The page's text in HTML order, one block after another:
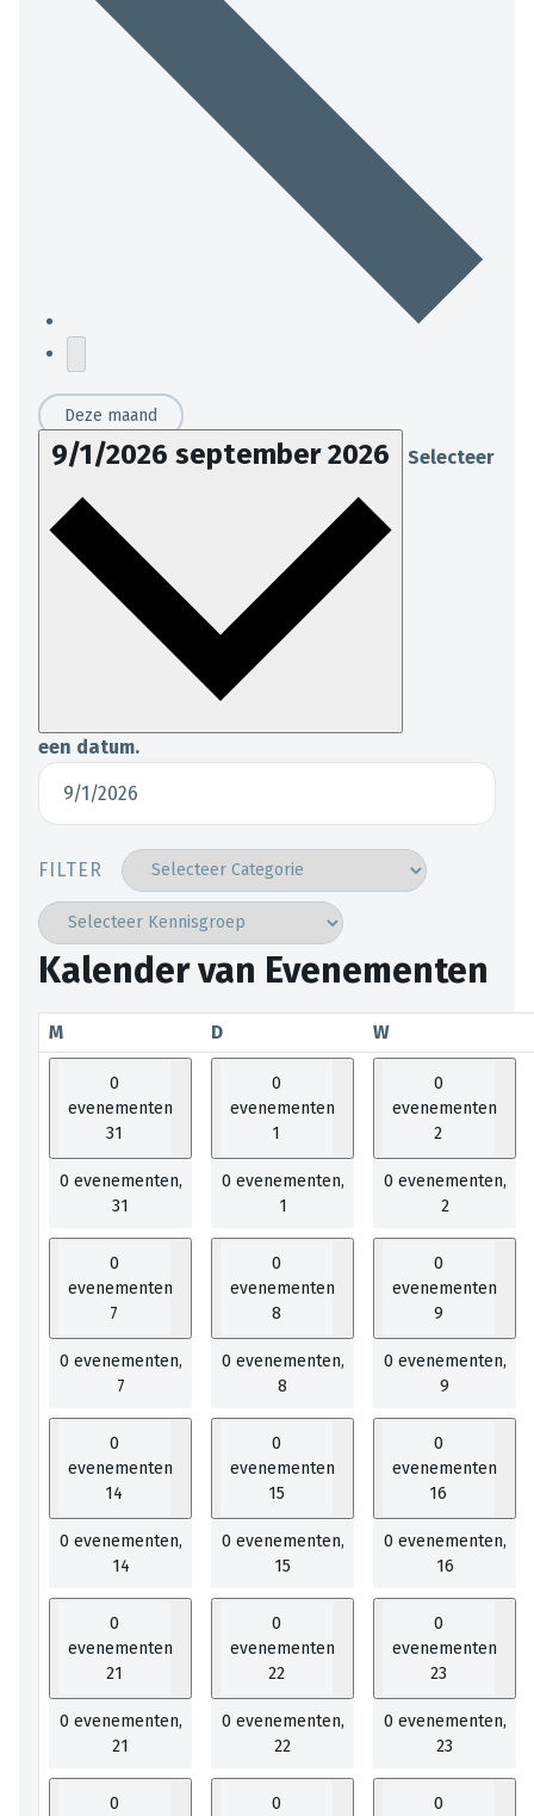
Deze maand
9/1/2026 september 2026 Selecteer
een datum.
FILTER
Kalender van Evenementen
M D W
0
evenementen
31
0 evenementen,
31
0
evenementen
1
0 evenementen,
1
0
evenementen
2
0 evenementen,
2
0
evenementen
7
0 evenementen,
7
0
evenementen
8
0 evenementen,
8
0
evenementen
9
0 evenementen,
9
0
evenementen
14
0 evenementen,
14
0
evenementen
15
0 evenementen,
15
0
evenementen
16
0 evenementen,
16
0
evenementen
21
0 evenementen,
21
0
evenementen
22
0 evenementen,
22
0
evenementen
23
0 evenementen,
23
0
0
0